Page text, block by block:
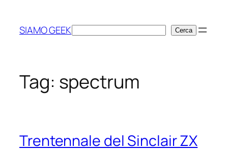
contenuto
SIAMO GEEKCerca Cerca
Tag: spectrum
Trentennale del Sinclair ZX